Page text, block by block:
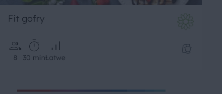
Fit gofry
8 30 minŁatwe